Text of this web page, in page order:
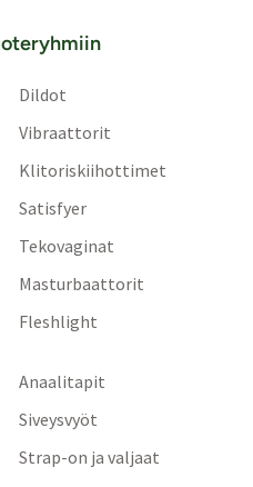
Dildot
Vibraattorit
Klitoriskiihottimet
Satisfyer
Tekovaginat
Masturbaattorit
Fleshlight
Anaalitapit
Siveysvyöt
Strap-on ja valjaat